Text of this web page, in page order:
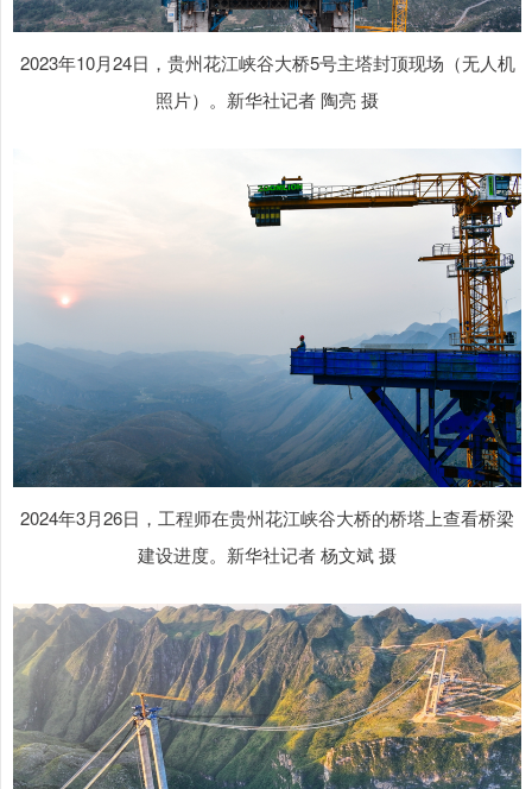
2023年10月24日，贵州花江峡谷大桥5号主塔封顶现场（无人机
照片）。新华社记者 陶亮 摄
2024年3月26日，工程师在贵州花江峡谷大桥的桥塔上查看桥梁
建设进度。新华社记者 杨文斌 摄